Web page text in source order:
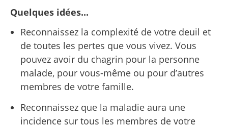
Quelques idées...
Reconnaissez la complexité de votre deuil et
de toutes les pertes que vous vivez. Vous
pouvez avoir du chagrin pour la personne
malade, pour vous-même ou pour d’autres
membres de votre famille.
Reconnaissez que la maladie aura une
incidence sur tous les membres de votre